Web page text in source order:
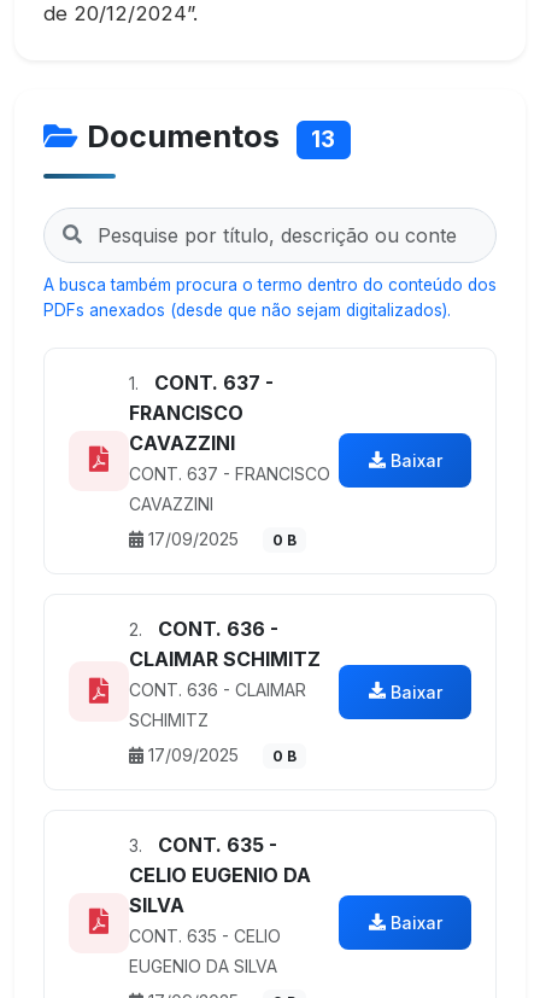
de 20/12/2024”.
Documentos 13
A busca também procura o termo dentro do conteúdo dos
PDFs anexados (desde que não sejam digitalizados).
1.
CONT. 637 -
FRANCISCO
CAVAZZINI
CONT. 637 - FRANCISCO
CAVAZZINI
17/09/2025
0 B
Baixar
2.
CONT. 636 -
CLAIMAR SCHIMITZ
CONT. 636 - CLAIMAR
SCHIMITZ
17/09/2025
0 B
Baixar
3.
CONT. 635 -
CELIO EUGENIO DA
SILVA
CONT. 635 - CELIO
EUGENIO DA SILVA
Baixar